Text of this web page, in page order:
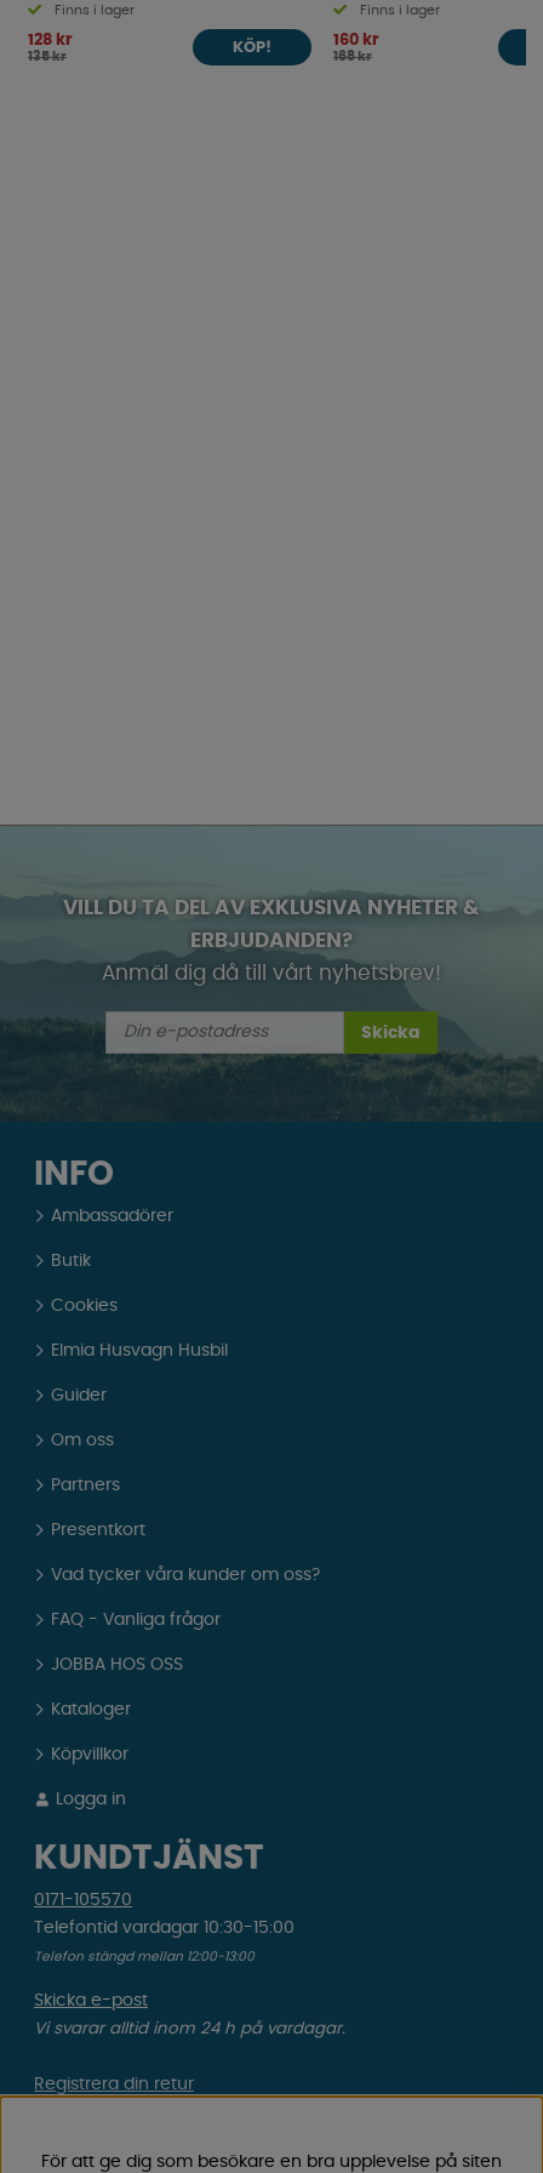
Finns i lager
128 kr
135 kr
KÖP!
Finns i lager
160 kr
168 kr
VILL DU TA DEL AV EXKLUSIVA NYHETER &
ERBJUDANDEN?
Anmäl dig då till vårt nyhetsbrev!
Skicka
INFO
Ambassadörer
Butik
Cookies
Elmia Husvagn Husbil
Guider
Om oss
Partners
Presentkort
Vad tycker våra kunder om oss?
FAQ - Vanliga frågor
JOBBA HOS OSS
Kataloger
Köpvillkor
Logga in
KUNDTJÄNST
0171-105570
Telefontid vardagar 10:30-15:00
Telefon stängd mellan 12:00-13:00
Skicka e-post
Vi svarar alltid inom 24 h på vardagar.
Registrera din retur
Registrera din reklamation
För att ge dig som besökare en bra upplevelse på siten